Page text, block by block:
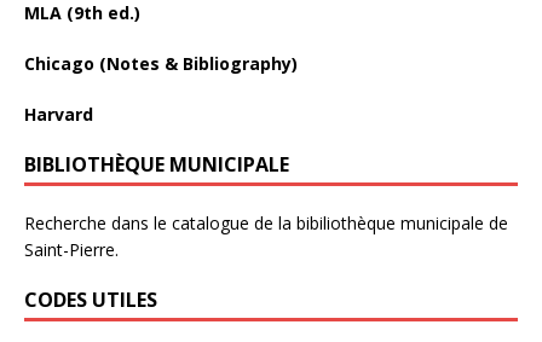
MLA (9th ed.)
Chicago (Notes & Bibliography)
Harvard
BIBLIOTHÈQUE MUNICIPALE
Recherche dans le catalogue de la bibiliothèque municipale de
Saint-Pierre.
CODES UTILES